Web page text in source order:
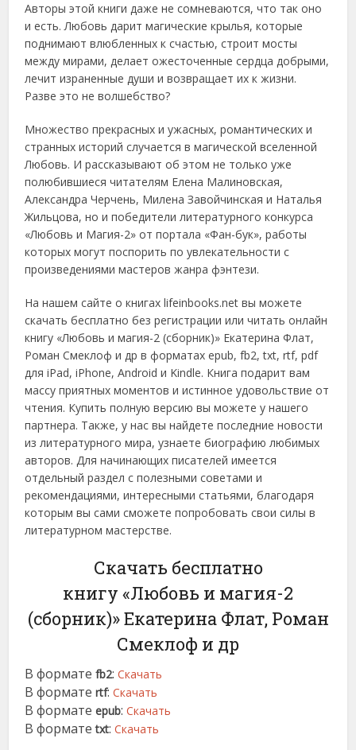
Авторы этой книги даже не сомневаются, что так оно
и есть. Любовь дарит магические крылья, которые
поднимают влюбленных к счастью, строит мосты
между мирами, делает ожесточенные сердца добрыми,
лечит израненные души и возвращает их к жизни.
Разве это не волшебство?
Множество прекрасных и ужасных, романтических и
странных историй случается в магической вселенной
Любовь. И рассказывают об этом не только уже
полюбившиеся читателям Елена Малиновская,
Александра Черчень, Милена Завойчинская и Наталья
Жильцова, но и победители литературного конкурса
«Любовь и Магия-2» от портала «Фан-бук», работы
которых могут поспорить по увлекательности с
произведениями мастеров жанра фэнтези.
На нашем сайте о книгах lifeinbooks.net вы можете
скачать бесплатно без регистрации или читать онлайн
книгу «Любовь и магия-2 (сборник)» Екатерина Флат,
Роман Смеклоф и др в форматах epub, fb2, txt, rtf, pdf
для iPad, iPhone, Android и Kindle. Книга подарит вам
массу приятных моментов и истинное удовольствие от
чтения. Купить полную версию вы можете у нашего
партнера. Также, у нас вы найдете последние новости
из литературного мира, узнаете биографию любимых
авторов. Для начинающих писателей имеется
отдельный раздел с полезными советами и
рекомендациями, интересными статьями, благодаря
которым вы сами сможете попробовать свои силы в
литературном мастерстве.
Скачать бесплатно
книгу «Любовь и магия-2
(сборник)» Екатерина Флат, Роман
Смеклоф и др
В форматеfb2:Скачать
В форматеrtf:Скачать
В форматеepub:Скачать
В форматеtxt:Скачать